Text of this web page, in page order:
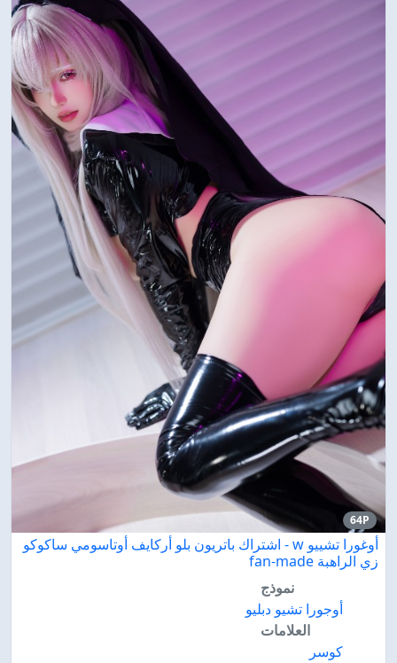
64P
أوغورا تشييو w - اشتراك باتريون بلو أركايف أوتاسومي ساكوكو
زي الراهبة fan-made
نموذج
أوجورا تشيو دبليو
العلامات
كوسر